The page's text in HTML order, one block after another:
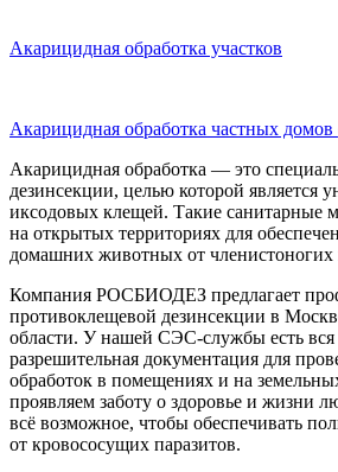
Акарицидная обработка участков
Акарицидная обработка частных домов
Акарицидная обработка — это
дезинсекции, целью которой является
иксодовых клещей. Такие санитарные
на открытых территориях для
домашних животных от членистоногих
Компания РОСБИОДЕЗ предлагает
противоклещевой дезинсекции в
области. У нашей СЭС-службы есть вся
разрешительная документация для
обработок в помещениях и на
проявляем заботу о здоровье и жизни
всё возможное, чтобы обеспечивать
от кровососущих паразитов.